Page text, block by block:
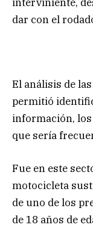
dar con el
El análisis de
permitió
información,
que sería
Fue en este
motocicleta
de uno de los
de 18 años de